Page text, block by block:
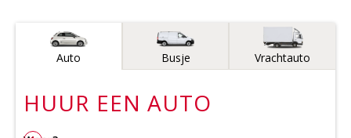
Voertuigtype
Auto Busje Vrachtauto
HUUR EENAUTO